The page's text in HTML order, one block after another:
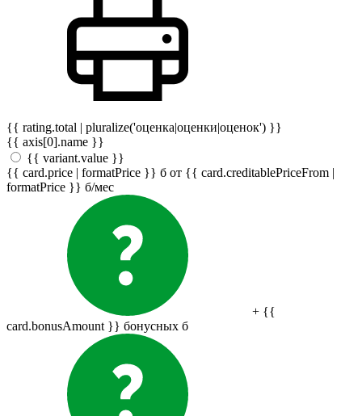
{{ rating.total | pluralize('оценка|оценки|оценок') }}
{{ axis[0].name }}
{{ variant.value }}
{{ card.price | formatPrice }} б от {{ card.creditablePriceFrom |
formatPrice }} б/мес
+ {{
card.bonusAmount }} бонусных б